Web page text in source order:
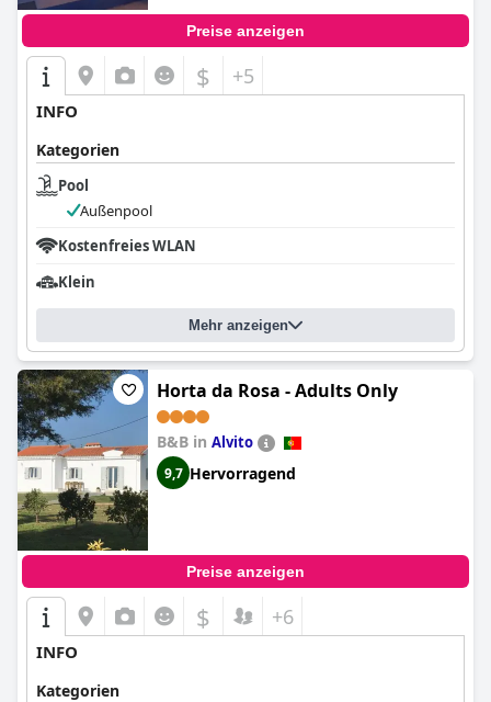
Preise anzeigen
$ +5
INFO
Kategorien
Pool
Außenpool
Kostenfreies WLAN
Klein
Mehr anzeigen
Horta da Rosa - Adults Only
B&B in Alvito
9,7 Hervorragend
Preise anzeigen
$ +6
INFO
Kategorien